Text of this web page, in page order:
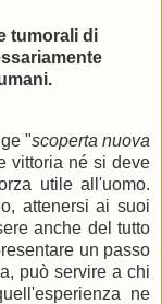
tumorali di
"scoperta nuova
vittoria né si deve
utile all'uomo.
attenersi ai suoi
anche del tutto
un passo
può servire a chi
ne